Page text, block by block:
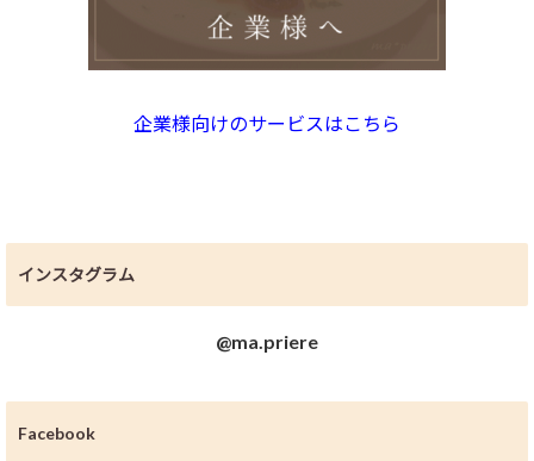
企業様向けのサービスはこちら
インスタグラム
@ma.priere
Facebook